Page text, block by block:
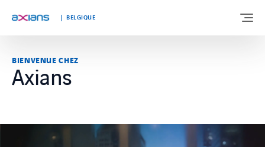
BELGIQUE
À PROPOS DE NOUS
BIENVENUE CHEZ
Axians